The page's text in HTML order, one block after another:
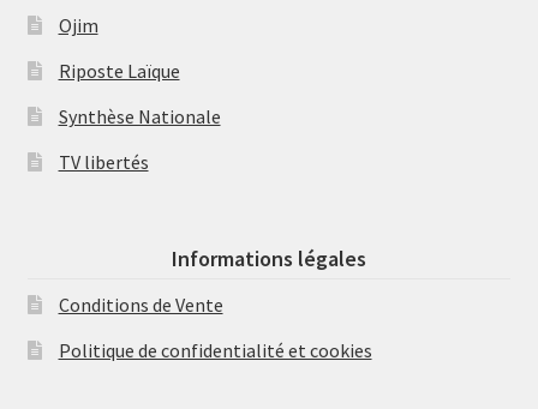
Ojim
Riposte Laïque
Synthèse Nationale
TV libertés
Informations légales
Conditions de Vente
Politique de confidentialité et cookies